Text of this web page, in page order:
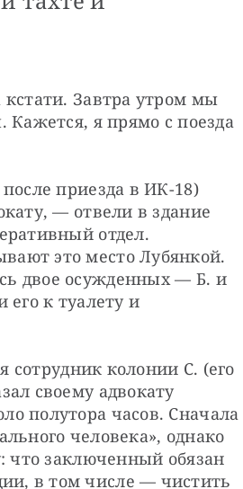
Завтра утром мы
я прямо с поезда
приезда в ИК-18)
— отвели в здание
отдел.
это место Лубянкой.
двое осужденных — Б. и
к туалету и
сотрудник колонии С. (его
своему адвокату
полутора часов. Сначала
человека», однако
что заключенный обязан
в том числе — чистить